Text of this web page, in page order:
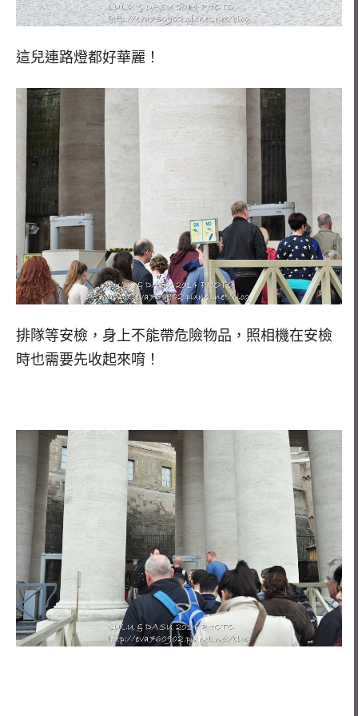
這兒連路燈都好華麗！
排隊等安檢，身上不能帶危險物品，照相機在安檢
時也需要先收起來唷！